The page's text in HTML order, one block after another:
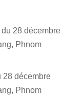
28 décembre
Phnom
28 décembre
Phnom